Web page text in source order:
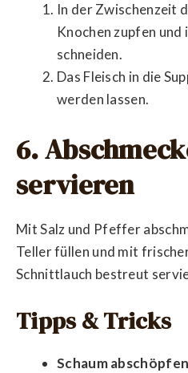
In der Zwischenzeit
Knochen zupfen
schneiden.
Das Fleisch in die
werden lassen.
6.
servieren
Mit Salz und Pfeffer
Teller füllen und mit
Schnittlauch bestreut
Tipps & Tricks
Schaum